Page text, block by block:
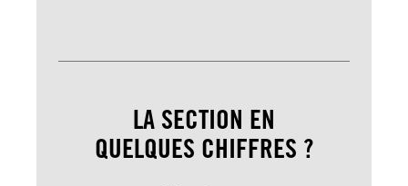
LA SECTION EN
QUELQUES CHIFFRES ?